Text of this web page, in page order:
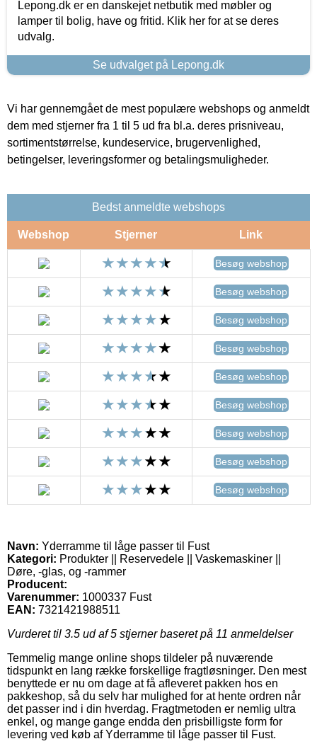
Lepong.dk er en danskejet netbutik med møbler og
lamper til bolig, have og fritid. Klik her for at se deres
udvalg.
Se udvalget på Lepong.dk
Vi har gennemgået de mest populære webshops og anmeldt
dem med stjerner fra 1 til 5 ud fra bl.a. deres prisniveau,
sortimentstørrelse, kundeservice, brugervenlighed,
betingelser, leveringsformer og betalingsmuligheder.
Bedst anmeldte webshops
Webshop Stjerner Link
Besøg webshop
Besøg webshop
Besøg webshop
Besøg webshop
Besøg webshop
Besøg webshop
Besøg webshop
Besøg webshop
Besøg webshop
Navn: Yderramme til låge passer til Fust
Kategori: Produkter || Reservedele || Vaskemaskiner ||
Døre, -glas, og -rammer
Producent:
Varenummer: 1000337 Fust
EAN: 7321421988511
Vurderet til 3.5 ud af 5 stjerner baseret på 11 anmeldelser
Temmelig mange online shops tildeler på nuværende
tidspunkt en lang række forskellige fragtløsninger. Den mest
benyttede er nu om dage at få afleveret pakken hos en
pakkeshop, så du selv har mulighed for at hente ordren når
det passer ind i din hverdag. Fragtmetoden er nemlig ultra
enkel, og mange gange endda den prisbilligste form for
levering ved køb af Yderramme til låge passer til Fust.